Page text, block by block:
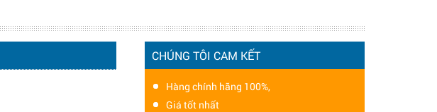
CHÚNG TÔI CAM KẾT
Hàng chính hãng 100%,
Giá tốt nhất